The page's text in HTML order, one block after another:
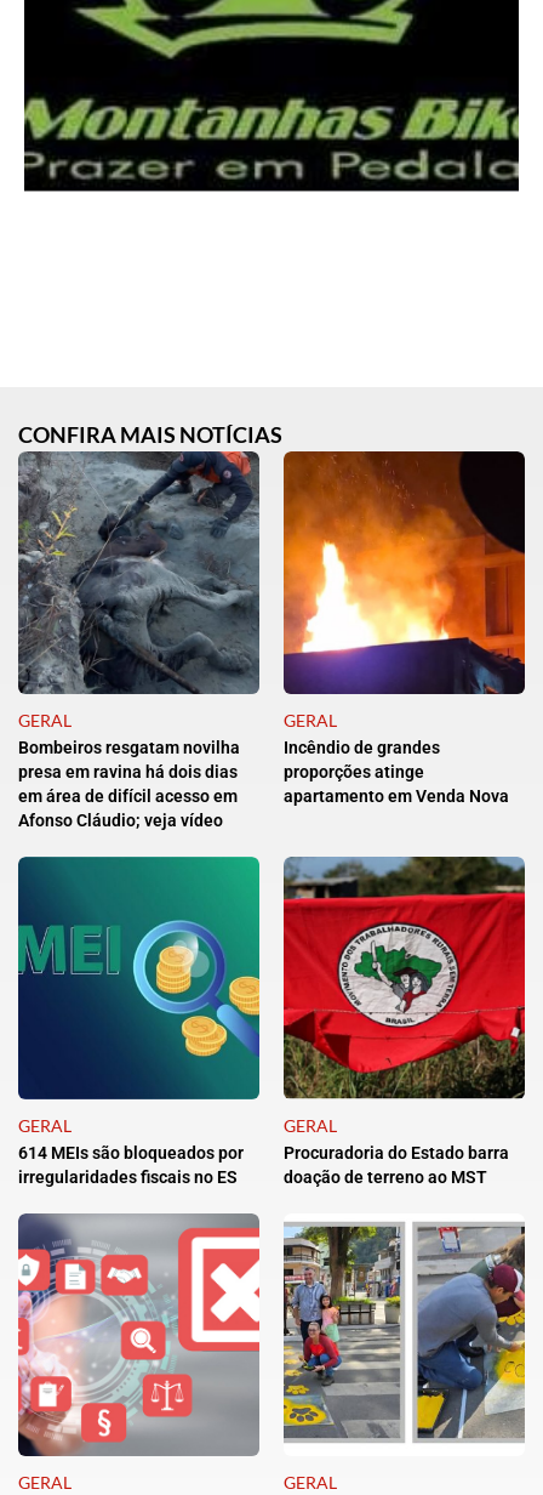
CONFIRA MAIS NOTÍCIAS
GERAL
Bombeiros resgatam novilha
presa em ravina há dois dias
em área de difícil acesso em
Afonso Cláudio; veja vídeo
GERAL
Incêndio de grandes
proporções atinge
apartamento em Venda Nova
GERAL
614 MEIs são bloqueados por
irregularidades fiscais no ES
GERAL
Procuradoria do Estado barra
doação de terreno ao MST
GERAL GERAL